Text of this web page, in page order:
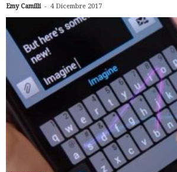
Emy Camilli - 4 Dicembre 2017